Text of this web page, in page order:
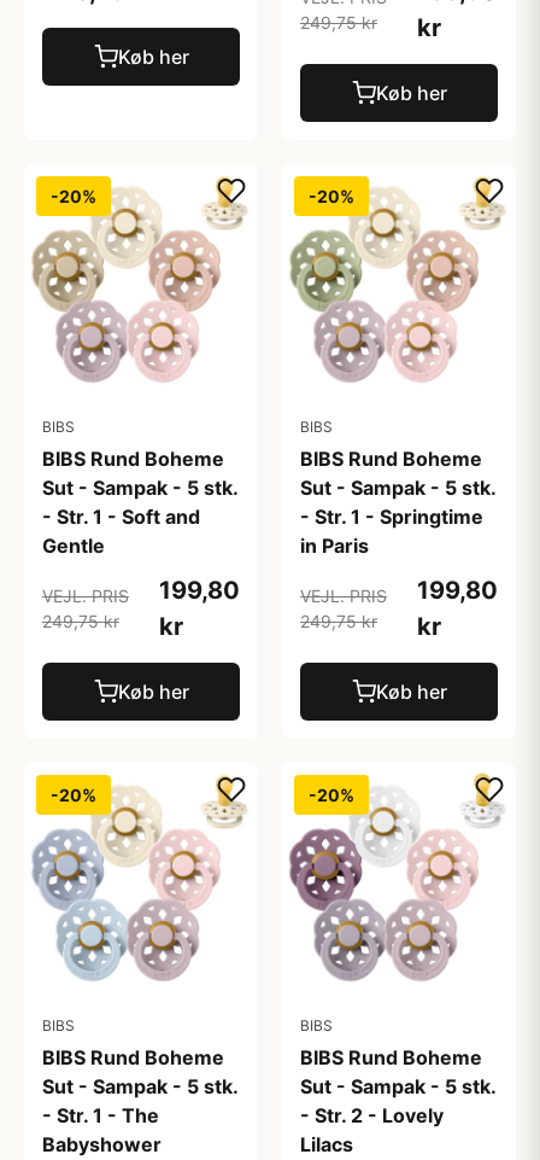
Køb her
249,75 kr
kr
Køb her
-20%
BIBS
BIBS Rund Boheme
Sut - Sampak - 5 stk.
- Str. 1 - Soft and
Gentle
VEJL. PRIS
249,75 kr
199,80
kr
Køb her
-20%
BIBS
BIBS Rund Boheme
Sut - Sampak - 5 stk.
- Str. 1 - Springtime
in Paris
VEJL. PRIS
249,75 kr
199,80
kr
Køb her
-20%
BIBS
BIBS Rund Boheme
Sut - Sampak - 5 stk.
- Str. 1 - The
Babyshower
-20%
BIBS
BIBS Rund Boheme
Sut - Sampak - 5 stk.
- Str. 2 - Lovely
Lilacs